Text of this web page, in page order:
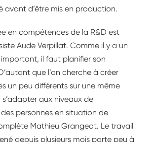
avant d’être mis en production.
en compétences de la R&D est
Aude Verpillat. Comme il y a un
il faut planifier son
que l’on cherche à créer
un peu différents sur une même
aux niveaux de
personnes en situation de
Mathieu Grangeot. Le travail
depuis plusieurs mois porte peu à